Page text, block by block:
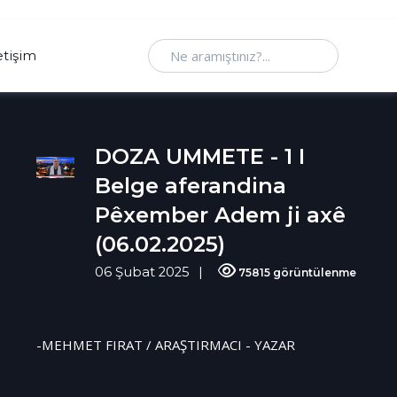
Ne aramıştınız
DOZA UMMETE - 1 I
Belge aferandina
Pêxember Adem ji axê
(06.02.2025)
06 Şubat 2025 75815 görüntülenme
-MEHMET FIRAT / ARAŞTIRMACI - YAZAR